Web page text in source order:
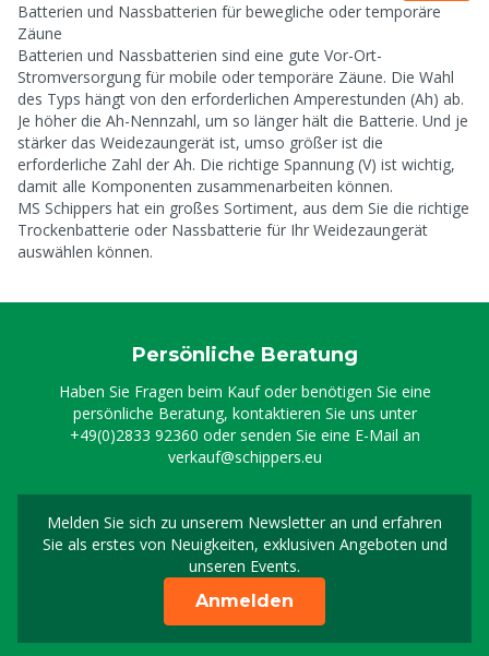
Batterien und Nassbatterien für bewegliche oder temporäre
Zäune
Batterien und Nassbatterien sind eine gute Vor-Ort-
Stromversorgung für mobile oder temporäre Zäune. Die Wahl
des Typs hängt von den erforderlichen Amperestunden (Ah) ab.
Je höher die Ah-Nennzahl, um so länger hält die Batterie. Und je
stärker das Weidezaungerät ist, umso größer ist die
erforderliche Zahl der Ah. Die richtige Spannung (V) ist wichtig,
damit alle Komponenten zusammenarbeiten können.
MS Schippers hat ein großes Sortiment, aus dem Sie die richtige
Trockenbatterie oder Nassbatterie für Ihr Weidezaungerät
auswählen können.
Persönliche Beratung
Haben Sie Fragen beim Kauf oder benötigen Sie eine
persönliche Beratung, kontaktieren Sie uns unter
+49(0)2833 92360 oder senden Sie eine E-Mail an
verkauf@schippers.eu
Melden Sie sich zu unserem Newsletter an und erfahren
Sie als erstes von Neuigkeiten, exklusiven Angeboten und
unseren Events.
Melden Sie sich für
Anmelden